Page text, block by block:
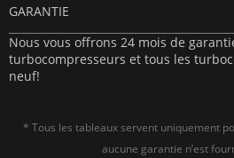
GARANTIE
Nous vous offrons 24 mois de
turbocompresseurs et tous les
neuf!
* Tous les tableaux servent uniquement
aucune garantie n’est